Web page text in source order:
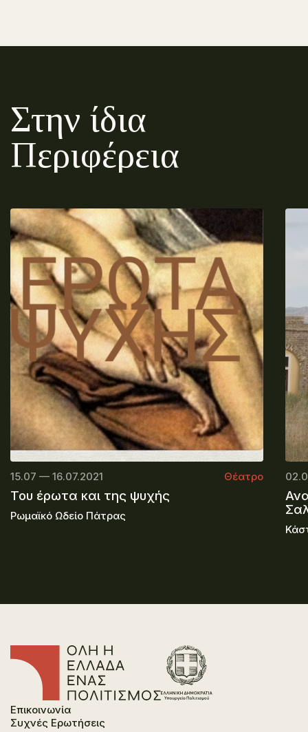
Στην ίδια
Περιφέρεια
15.07 — 16.07.2021 Θέατρο
Του έρωτα και της ψυχής
Ρωμαϊκό Ωδείο Πάτρας
Επικοινωνία
Συχνές Ερωτήσεις